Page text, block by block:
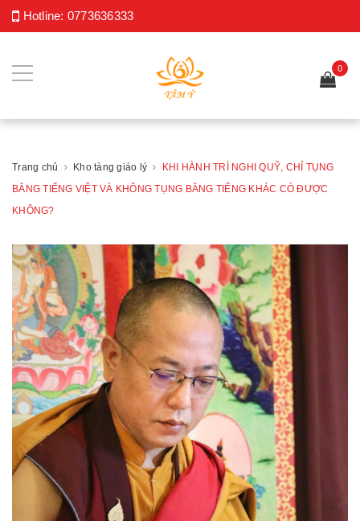
Hotline: 0773636333
0
Trang chủ Kho tàng giáo lý KHI HÀNH TRÌ NGHI QUỸ, CHỈ TỤNG
BẰNG TIẾNG VIỆT VÀ KHÔNG TỤNG BẰNG TIẾNG KHÁC CÓ ĐƯỢC
KHÔNG?